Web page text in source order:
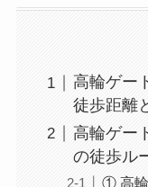
高輪ゲー
徒歩距離
高輪ゲー
の徒歩ル
① 高輪